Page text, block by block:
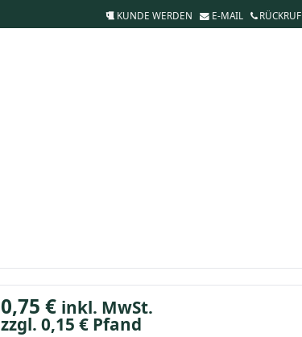
KUNDE WERDEN E-MAIL RÜCKRUF
0,75 € inkl. MwSt.
zzgl. 0,15 € Pfand